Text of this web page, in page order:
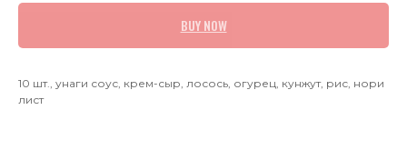
BUY NOW
10 шт., унаги соус, крем-сыр, лосось, огурец, кунжут, рис, нори
лист